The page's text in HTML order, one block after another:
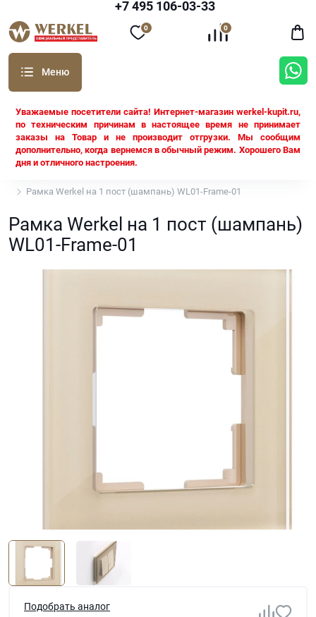
+7 495 106-03-33
Уважаемые посетители сайта! Интернет-магазин werkel-kupit.ru,
по техническим причинам в настоящее время не принимает
заказы на Товар и не производит отгрузки. Мы сообщим
дополнительно, когда вернемся в обычный режим. Хорошего Вам
дня и отличного настроения.
0 0
Рамка Werkel на 1 пост (шампань) WL01-Frame-01
Рамка Werkel на 1 пост (шампань)
WL01-Frame-01
Подобрать аналог